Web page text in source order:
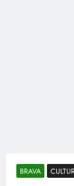
BRAVA